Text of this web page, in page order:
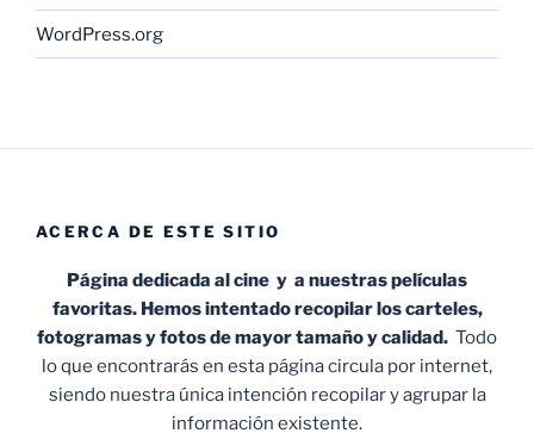
WordPress.org
ACERCA DE ESTE SITIO
Página dedicada al cine y a nuestras películas
favoritas. Hemos intentado recopilar los carteles,
fotogramas y fotos de mayor tamaño y calidad. Todo
lo que encontrarás en esta página circula por internet,
siendo nuestra única intención recopilar y agrupar la
información existente.